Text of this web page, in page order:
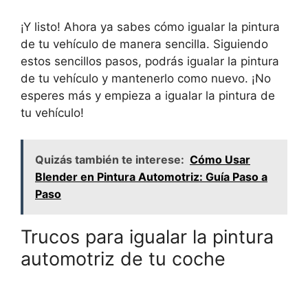
¡Y listo! Ahora ya sabes cómo igualar la pintura
de tu vehículo de manera sencilla. Siguiendo
estos sencillos pasos, podrás igualar la pintura
de tu vehículo y mantenerlo como nuevo. ¡No
esperes más y empieza a igualar la pintura de
tu vehículo!
Quizás también te interese: Cómo Usar
Blender en Pintura Automotriz: Guía Paso a
Paso
Trucos para igualar la pintura
automotriz de tu coche